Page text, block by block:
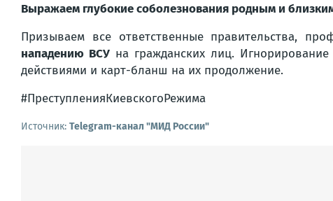
Выражаем глубокие соболезнования родным и
Призываем все ответственные правительства,
нападению ВСУна гражданских лиц. Игнорирование
действиями и карт-бланш на их продолжение.
#ПреступленияКиевскогоРежима
Источник: Telegram-канал "МИД России"